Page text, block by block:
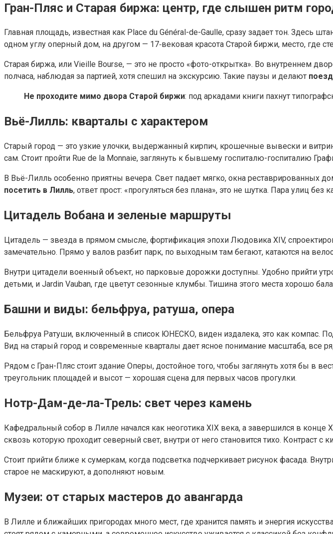
Гран-Пляс и Старая биржа: центр, где слышен ритм
Главная площадь, известная как Place du Général-de-Gaulle, сразу задает тон. Здесь
одном углу оперный дом, на другом — 17‑вековая красота Старой биржи, место, где
Старая биржа, или Vieille Bourse, — это не просто «фото-открытка». Во внутреннем
полчаса, наблюдая за партией, хотя спешил на экскурсию. Такие паузы и делают
Не проходите мимо двора Старой биржи: под аркадами книги пахнут
Вьё-Лилль: кварталы с характером
Старый город — это узкие улочки, выдержанный кирпич, крошечные вывески и
сам. Стоит пройти Rue de la Monnaie, заглянуть к бывшему госпиталю-госпиталию
В Вьё-Лилль особенно приятны вечера. Свет падает мягко, окна реставрированных
посетить в Лилль, ответ прост: «прогуляться без плана», это не шутка. Пара улиц
Цитадель Вобана и зеленые маршруты
Цитадель — звезда в прямом смысле, фортификация эпохи Людовика XIV,
замечательно. Прямо у валов разбит парк, по выходным там бегают, катаются на
Внутри цитадели военный объект, но парковые дорожки доступны. Удобно прийти
детьми, и Jardin Vauban, где цветут сезонные клумбы. Тишина этого места хорошо
Башни и виды: бельфруа, ратуша, опера
Бельфруа Ратуши, включенный в список ЮНЕСКО, виден издалека, это как компас.
Вид на старый город и современные кварталы дает ясное понимание масштаба, все
Рядом с Гран-Пляс стоит здание Оперы, достойное того, чтобы заглянуть хотя бы в
треугольник площадей и высот — хорошая сцена для первых часов прогулки.
Нотр-Дам-де-ла-Трель: свет через камень
Кафедральный собор в Лилле начался как неоготика XIX века, а завершился в
сквозь которую проходит северный свет, внутри от него становится тихо. Контраст
Стоит прийти ближе к сумеркам, когда подсветка подчеркивает рисунок фасада.
старое не маскируют, а дополняют новым.
Музеи: от старых мастеров до авангарда
В Лилле и ближайших пригородах много мест, где хранится память и энергия